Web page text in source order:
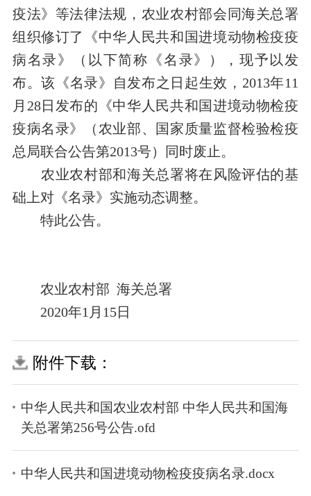
疫法》等法律法规，农业农村部会同海关总署
组织修订了《中华人民共和国进境动物检疫疫
病名录》（以下简称《名录》），现予以发
布。该《名录》自发布之日起生效，2013年11
月28日发布的《中华人民共和国进境动物检疫
疫病名录》（农业部、国家质量监督检验检疫
总局联合公告第2013号）同时废止。
农业农村部和海关总署将在风险评估的基
础上对《名录》实施动态调整。
特此公告。
农业农村部 海关总署
2020年1月15日
附件下载：
中华人民共和国农业农村部 中华人民共和国海
关总署第256号公告.ofd
中华人民共和国进境动物检疫疫病名录.docx